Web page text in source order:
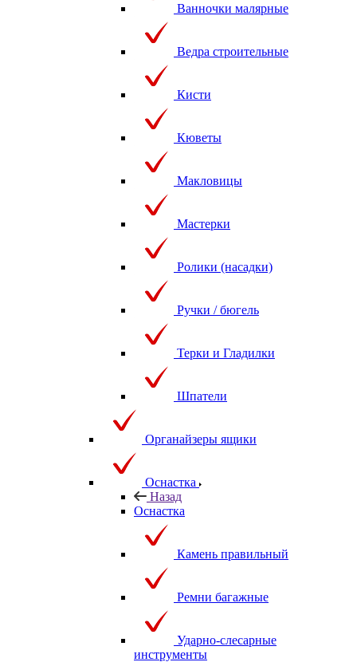
Ванночки малярные
Ведра строительные
Кисти
Кюветы
Макловицы
Мастерки
Ролики (насадки)
Ручки / бюгель
Терки и Гладилки
Шпатели
Органайзеры ящики
Оснастка
Назад
Оснастка
Камень правильный
Ремни багажные
Ударно-слесарные
инструменты